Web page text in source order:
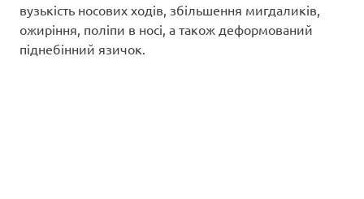
вузькість носових ходів, збільшення мигдаликів,
ожиріння, поліпи в носі, а також деформований
піднебінний язичок.